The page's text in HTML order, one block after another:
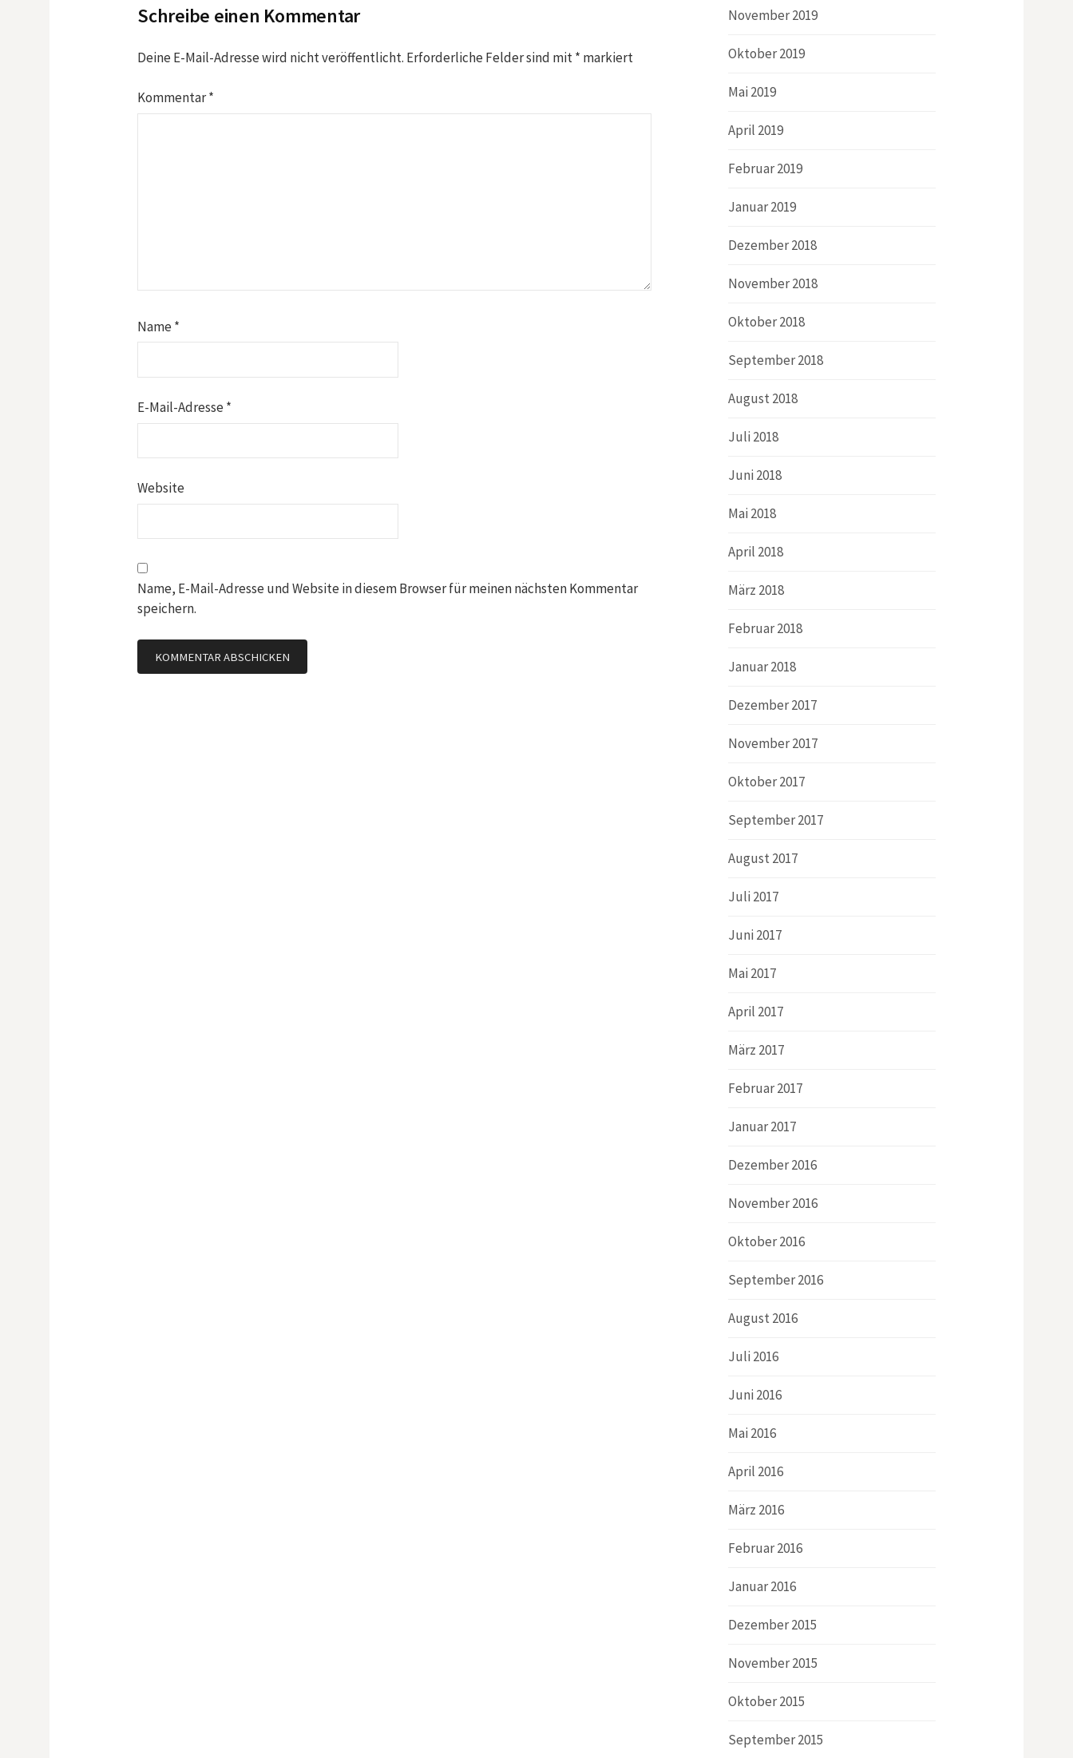
Schreibe einen Kommentar
Deine E-Mail-Adresse wird nicht veröffentlicht. Erforderliche Felder sind mit* markiert
Kommentar*
Name*
E-Mail-Adresse*
Website
Name, E-Mail-Adresse und Website in diesem Browser für meinen nächsten Kommentar
speichern.
November 2019
Oktober 2019
Mai 2019
April 2019
Februar 2019
Januar 2019
Dezember 2018
November 2018
Oktober 2018
September 2018
August 2018
Juli 2018
Juni 2018
Mai 2018
April 2018
März 2018
Februar 2018
Januar 2018
Dezember 2017
November 2017
Oktober 2017
September 2017
August 2017
Juli 2017
Juni 2017
Mai 2017
April 2017
März 2017
Februar 2017
Januar 2017
Dezember 2016
November 2016
Oktober 2016
September 2016
August 2016
Juli 2016
Juni 2016
Mai 2016
April 2016
März 2016
Februar 2016
Januar 2016
Dezember 2015
November 2015
Oktober 2015
September 2015